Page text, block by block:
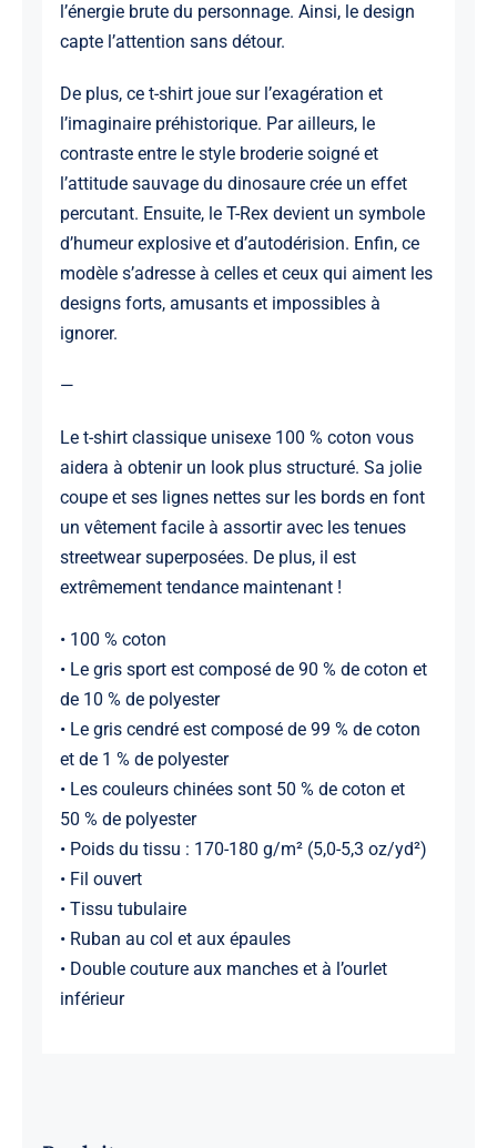
l’énergie brute du personnage. Ainsi, le design
capte l’attention sans détour.
De plus, ce t-shirt joue sur l’exagération et
l’imaginaire préhistorique. Par ailleurs, le
contraste entre le style broderie soigné et
l’attitude sauvage du dinosaure crée un effet
percutant. Ensuite, le T-Rex devient un symbole
d’humeur explosive et d’autodérision. Enfin, ce
modèle s’adresse à celles et ceux qui aiment les
designs forts, amusants et impossibles à
ignorer.
—
Le t-shirt classique unisexe 100 % coton vous
aidera à obtenir un look plus structuré. Sa jolie
coupe et ses lignes nettes sur les bords en font
un vêtement facile à assortir avec les tenues
streetwear superposées. De plus, il est
extrêmement tendance maintenant !
• 100 % coton
• Le gris sport est composé de 90 % de coton et
de 10 % de polyester
• Le gris cendré est composé de 99 % de coton
et de 1 % de polyester
• Les couleurs chinées sont 50 % de coton et
50 % de polyester
• Poids du tissu : 170-180 g/m² (5,0-5,3 oz/yd²)
• Fil ouvert
• Tissu tubulaire
• Ruban au col et aux épaules
• Double couture aux manches et à l’ourlet
inférieur